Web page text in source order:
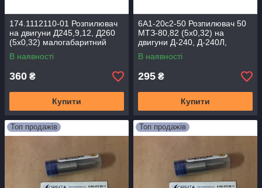
174.1112110-01 Розпилювач
на двигуни Д245,9,12, Д260
(5х0,32) малогабаритний
В наявності
360 ₴
Купити
6А1-20с2-50 Розпилювач 50
МТЗ-80,82 (5х0,32) на
двигуни Д-240, Д-240Л,
Д-241,Д-242
В наявності
295 ₴
Купити
Топ продажів Топ продажів